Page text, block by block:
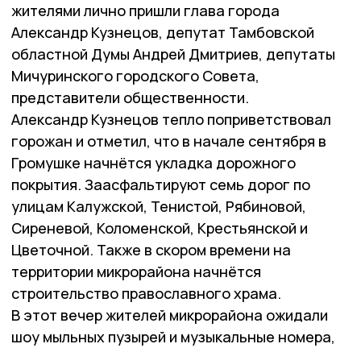
жителями лично пришли глава города
Александр Кузнецов, депутат Тамбовской
областной Думы Андрей Дмитриев, депутаты
Мичуринского городского Совета,
представители общественности.
Александр Кузнецов тепло поприветствовал
горожан и отметил, что в начале сентября в
Громушке начнётся укладка дорожного
покрытия. Заасфальтируют семь дорог по
улицам Калужской, Тенистой, Рябиновой,
Сиреневой, Коломенской, Крестьянской и
Цветочной. Также в скором времени на
территории микрорайона начнётся
строительство православного храма.
В этот вечер жителей микрорайона ожидали
шоу мыльных пузырей и музыкальные номера,